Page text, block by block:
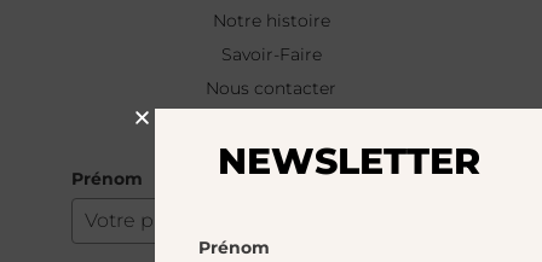
Notre histoire
Savoir-Faire
Nous contacter
Prénom NEWSLETTER
Prénom